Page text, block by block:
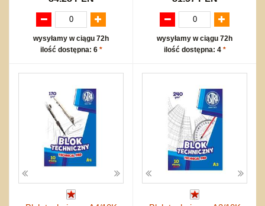
wysyłamy w ciągu 72h
ilość dostępna: 6 *
wysyłamy w ciągu 72h
ilość dostępna: 4 *